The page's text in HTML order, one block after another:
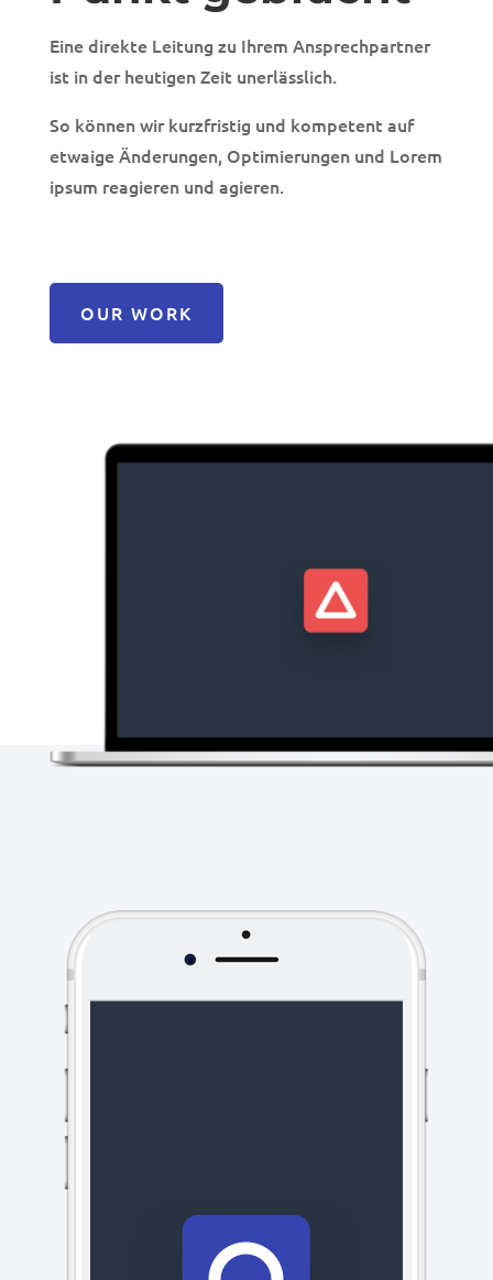
Eine direkte Leitung zu Ihrem Ansprechpartner
ist in der heutigen Zeit unerlässlich.
So können wir kurzfristig und kompetent auf
etwaige Änderungen, Optimierungen und Lorem
ipsum reagieren und agieren.
OUR WORK